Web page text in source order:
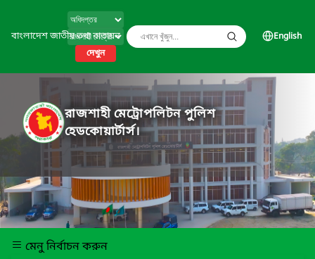
বাংলাদেশ জাতীয় তথ্য বাতায়ন
দেখুন
English
রাজশাহী মেট্রোপলিটন পুলিশ
হেডকোয়ার্টার্স।
মেনু নির্বাচন করুন